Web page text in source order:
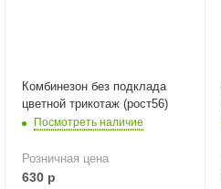
Комбинезон без подклада
цветной трикотаж (рост56)
Посмотреть наличие
Розничная цена
630 р